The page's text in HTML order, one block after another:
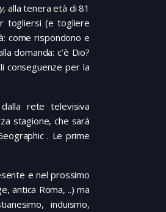
, alla tenera età di 81
togliersi (e togliere
come rispondono e
domanda: c’è Dio?
conseguenze per la
rete televisiva
stagione, che sarà
. Le prime
e nel prossimo
antica Roma, ..) ma
induismo,